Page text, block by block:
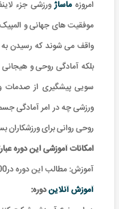
امروزهماساژورزشی جزء
موفقیت های جهانی و
واقف می شوند که رسیدن به
بلکه آمادگی روحی و
سویی پیشگیری از صدمات
ورزشی چه در امر آمادگی
روحی روانی برای ورزشکاران
امکانات آموزشی این دوره
آموزش: مطالب این دوره در200 ساعت به صورت بسته آموزشی ارائه می گردد.
آموزش آنلایندوره: